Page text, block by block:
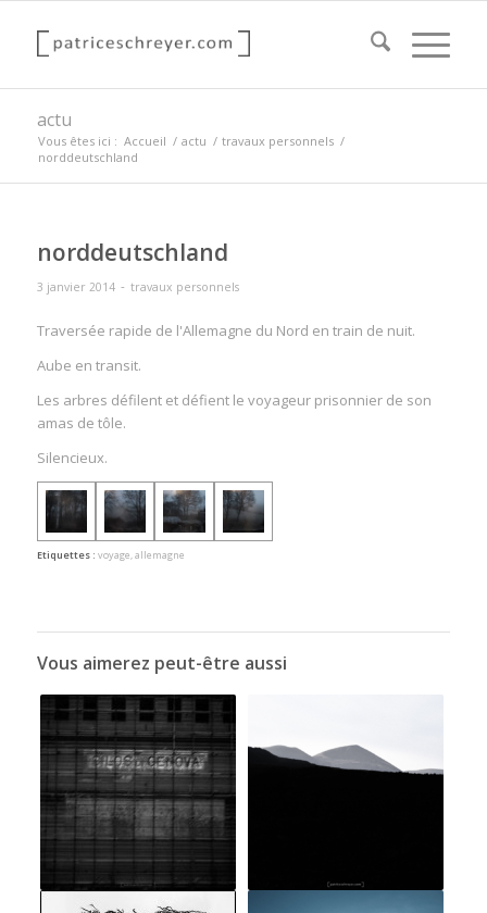
actu
Vous êtes ici : Accueil / actu / travaux personnels /
norddeutschland
norddeutschland
3 janvier 2014 - travaux personnels
Traversée rapide de l'Allemagne du Nord en train de nuit.
Aube en transit.
Les arbres défilent et défient le voyageur prisonnier de son
amas de tôle.
Silencieux.
Etiquettes : voyage,allemagne
Vous aimerez peut-être aussi